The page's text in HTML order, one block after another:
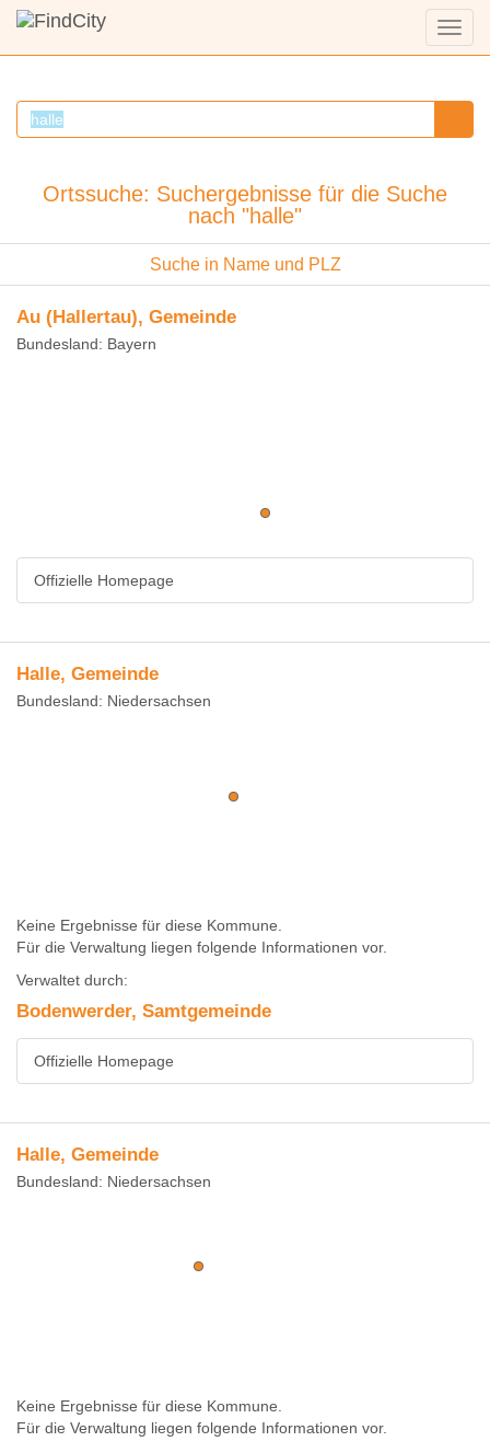
Menü
Ortssuche: Suchergebnisse für die Suche
nach "halle"
Suche in Name und PLZ
Au (Hallertau), Gemeinde
Bundesland: Bayern
Offizielle Homepage
Halle, Gemeinde
Bundesland: Niedersachsen
Keine Ergebnisse für diese Kommune.
Für die Verwaltung liegen folgende Informationen vor.
Verwaltet durch:
Bodenwerder, Samtgemeinde
Offizielle Homepage
Halle, Gemeinde
Bundesland: Niedersachsen
Keine Ergebnisse für diese Kommune.
Für die Verwaltung liegen folgende Informationen vor.